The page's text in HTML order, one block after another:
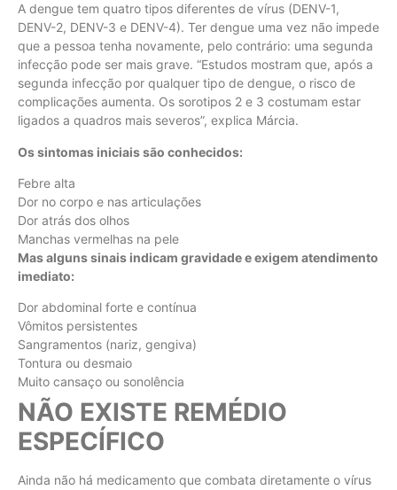
A dengue tem quatro tipos diferentes de vírus (DENV-1,
DENV-2, DENV-3 e DENV-4). Ter dengue uma vez não impede
que a pessoa tenha novamente, pelo contrário: uma segunda
infecção pode ser mais grave. “Estudos mostram que, após a
segunda infecção por qualquer tipo de dengue, o risco de
complicações aumenta. Os sorotipos 2 e 3 costumam estar
ligados a quadros mais severos”, explica Márcia.
Os sintomas iniciais são conhecidos:
Febre alta
Dor no corpo e nas articulações
Dor atrás dos olhos
Manchas vermelhas na pele
Mas alguns sinais indicam gravidade e exigem atendimento
imediato:
Dor abdominal forte e contínua
Vômitos persistentes
Sangramentos (nariz, gengiva)
Tontura ou desmaio
Muito cansaço ou sonolência
NÃO EXISTE REMÉDIO
ESPECÍFICO
Ainda não há medicamento que combata diretamente o vírus